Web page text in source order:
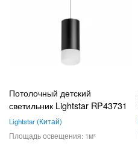
Потолочный детский
светильник Lightstar RP43731
Lightstar Китай
1